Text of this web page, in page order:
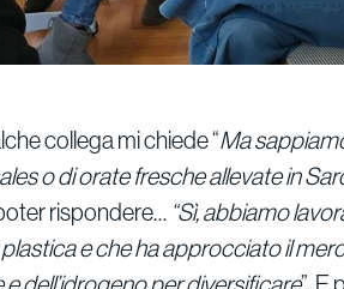
collega mi chiede “Ma
o di orate fresche allevate in
rispondere… “Sì, abbiamo
e che ha approcciato il